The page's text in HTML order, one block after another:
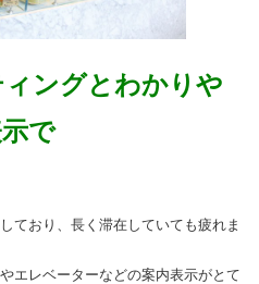
ングとわかりや
で
ており、長く滞在していても疲れま
エレベーターなどの案内表示がとて